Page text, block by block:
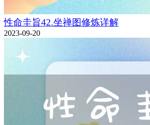
性命圭旨42.坐禅图修炼详解
2023-09-20